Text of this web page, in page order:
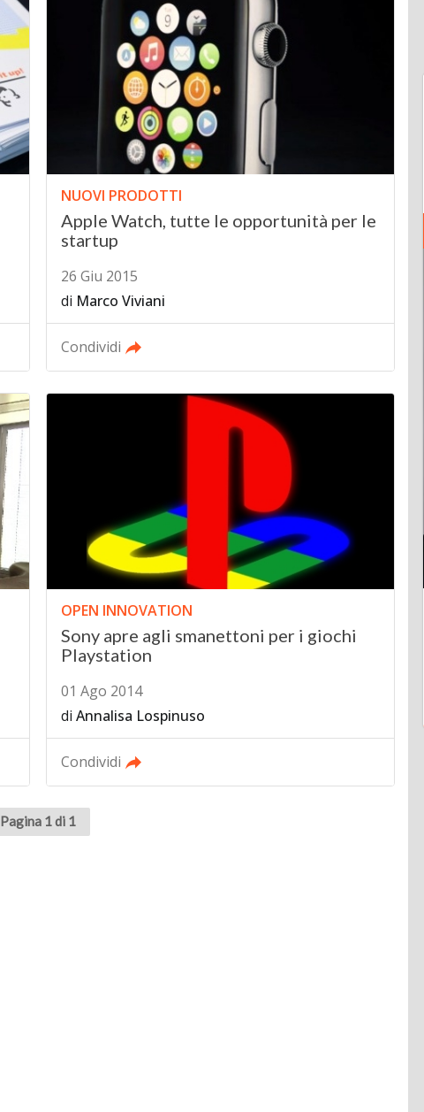
NUOVI PRODOTTI
Apple Watch, tutte le opportunità per le
startup
26 Giu 2015
di Marco Viviani
Condividi
OPEN INNOVATION
Sony apre agli smanettoni per i giochi
Playstation
01 Ago 2014
diAnnalisa Lospinuso
Condividi
Pagina 1 di 1